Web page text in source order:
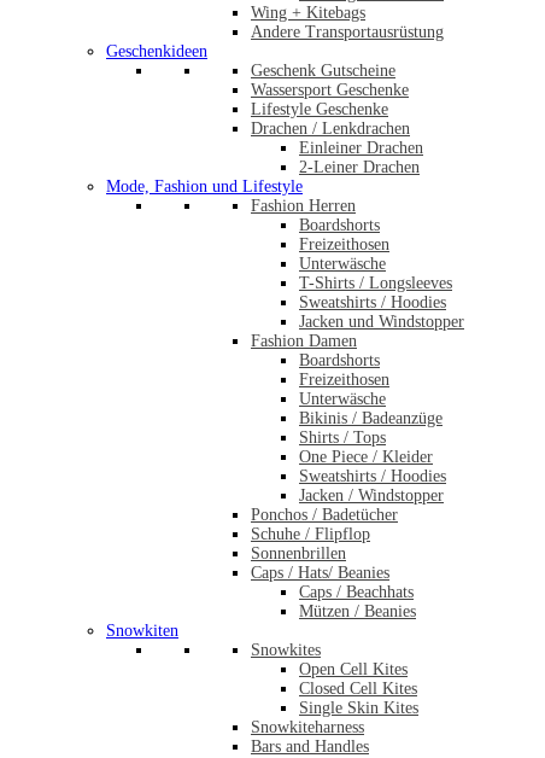
Wing + Kitebags
Andere Transportausrüstung
Geschenkideen
Geschenk Gutscheine
Wassersport Geschenke
Lifestyle Geschenke
Drachen / Lenkdrachen
Einleiner Drachen
2-Leiner Drachen
Mode, Fashion und Lifestyle
Fashion Herren
Boardshorts
Freizeithosen
Unterwäsche
T-Shirts / Longsleeves
Sweatshirts / Hoodies
Jacken und Windstopper
Fashion Damen
Boardshorts
Freizeithosen
Unterwäsche
Bikinis / Badeanzüge
Shirts / Tops
One Piece / Kleider
Sweatshirts / Hoodies
Jacken / Windstopper
Ponchos / Badetücher
Schuhe / Flipflop
Sonnenbrillen
Caps / Hats/ Beanies
Caps / Beachhats
Mützen / Beanies
Snowkiten
Snowkites
Open Cell Kites
Closed Cell Kites
Single Skin Kites
Snowkiteharness
Bars and Handles